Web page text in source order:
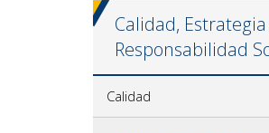
Calidad,
Responsabilidad
Calidad